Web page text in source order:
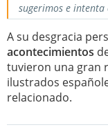
sugerimos e
A su desgracia
acontecimientos
tuvieron una gran
ilustrados
relacionado.